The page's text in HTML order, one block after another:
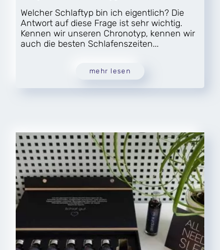
Welcher Schlaftyp bin ich eigentlich? Die
Antwort auf diese Frage ist sehr wichtig.
Kennen wir unseren Chronotyp, kennen wir
auch die besten Schlafenszeiten...
mehr lesen